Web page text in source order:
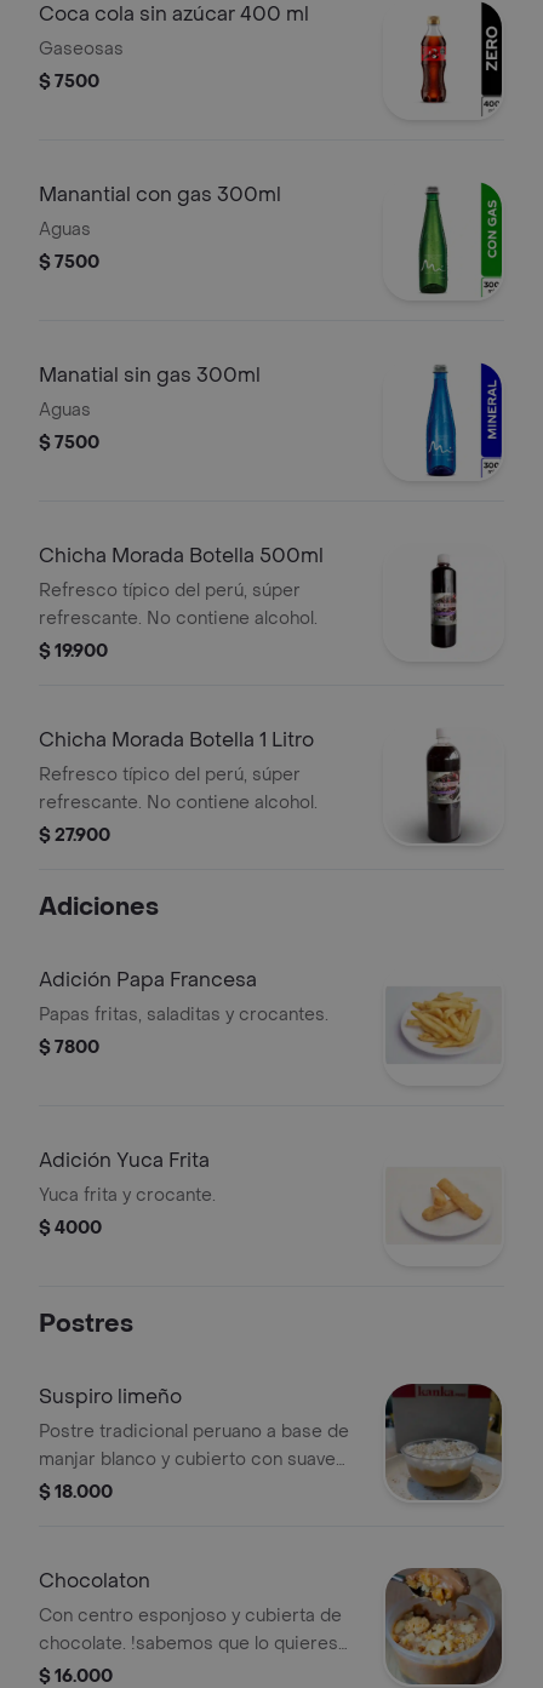
Coca cola sin azúcar 400 ml
Gaseosas
$ 7500
Manantial con gas 300ml
Aguas
$ 7500
Manatial sin gas 300ml
Aguas
$ 7500
Chicha Morada Botella 500ml
Refresco típico del perú, súper
refrescante. No contiene alcohol.
$ 19.900
Chicha Morada Botella 1 Litro
Refresco típico del perú, súper
refrescante. No contiene alcohol.
$ 27.900
Adiciones
Adición Papa Francesa
Papas fritas, saladitas y crocantes.
$ 7800
Adición Yuca Frita
Yuca frita y crocante.
$ 4000
Postres
Suspiro limeño
Postre tradicional peruano a base de
manjar blanco y cubierto con suave
merengue y un toque de canela. .
$ 18.000
Chocolaton
Con centro esponjoso y cubierta de
chocolate. !sabemos que lo quieres
probar!
$ 16.000